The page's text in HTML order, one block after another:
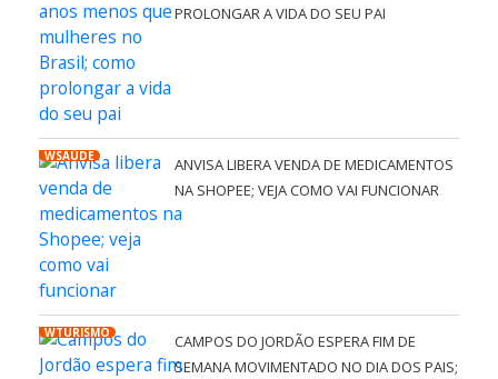
PROLONGAR A VIDA DO SEU PAI
WSAÚDE
ANVISA LIBERA VENDA DE MEDICAMENTOS
NA SHOPEE; VEJA COMO VAI FUNCIONAR
WTURISMO
CAMPOS DO JORDÃO ESPERA FIM DE
SEMANA MOVIMENTADO NO DIA DOS PAIS;